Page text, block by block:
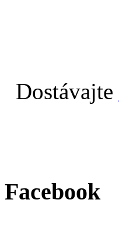
Dostávajte
Facebook